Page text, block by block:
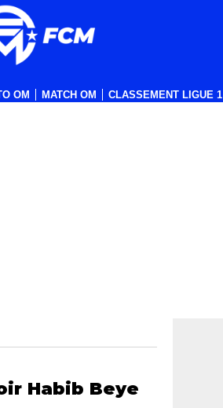
OM MATCH OM CLASSEMENT LIGUE 1
Habib Beye